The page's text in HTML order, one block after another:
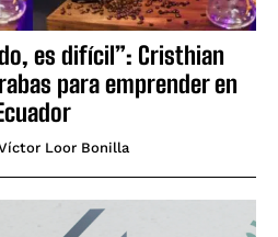
es difícil”: Cristhian
para emprender en
Loor Bonilla